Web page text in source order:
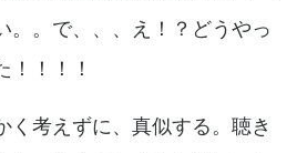
。。で、、、え！？どうやっ
！！！！
く考えずに、真似する。聴き